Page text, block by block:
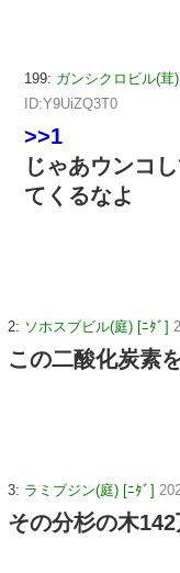
199: ガンシクロビル(茸
ID:Y9UiZQ3T0
>>1
じゃあウンコ
てくるなよ
2: ソホスブビル(庭) [ﾆﾀﾞ]
この二酸化炭素
3: ラミブジン(庭) [ﾆﾀﾞ]
その分杉の木